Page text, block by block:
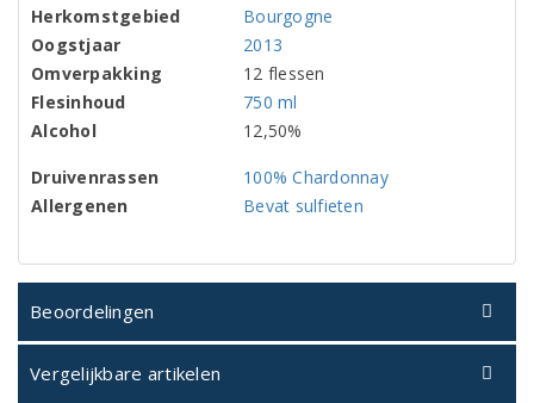
Herkomstgebied
Bourgogne
Oogstjaar
2013
Omverpakking
12 flessen
Flesinhoud
750 ml
Alcohol
12,50%
Druivenrassen
100% Chardonnay
Allergenen
Bevat sulfieten
Beoordelingen
Vergelijkbare artikelen